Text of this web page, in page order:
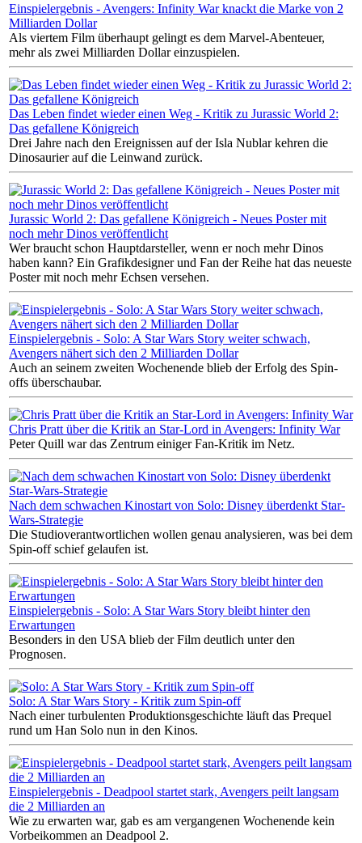
Einspielergebnis - Avengers: Infinity War knackt die Marke von 2
Milliarden Dollar
Als viertem Film überhaupt gelingt es dem Marvel-Abenteuer,
mehr als zwei Milliarden Dollar einzuspielen.
Das Leben findet wieder einen Weg - Kritik zu Jurassic World 2:
Das gefallene Königreich
Drei Jahre nach den Ereignissen auf der Isla Nublar kehren die
Dinosaurier auf die Leinwand zurück.
Jurassic World 2: Das gefallene Königreich - Neues Poster mit
noch mehr Dinos veröffentlicht
Wer braucht schon Hauptdarsteller, wenn er noch mehr Dinos
haben kann? Ein Grafikdesigner und Fan der Reihe hat das neueste
Poster mit noch mehr Echsen versehen.
Einspielergebnis - Solo: A Star Wars Story weiter schwach,
Avengers nähert sich den 2 Milliarden Dollar
Auch an seinem zweiten Wochenende blieb der Erfolg des Spin-
offs überschaubar.
Chris Pratt über die Kritik an Star-Lord in Avengers: Infinity War
Peter Quill war das Zentrum einiger Fan-Kritik im Netz.
Nach dem schwachen Kinostart von Solo: Disney überdenkt Star-
Wars-Strategie
Die Studioverantwortlichen wollen genau analysieren, was bei dem
Spin-off schief gelaufen ist.
Einspielergebnis - Solo: A Star Wars Story bleibt hinter den
Erwartungen
Besonders in den USA blieb der Film deutlich unter den
Prognosen.
Solo: A Star Wars Story - Kritik zum Spin-off
Nach einer turbulenten Produktionsgeschichte läuft das Prequel
rund um Han Solo nun in den Kinos.
Einspielergebnis - Deadpool startet stark, Avengers peilt langsam
die 2 Milliarden an
Wie zu erwarten war, gab es am vergangenen Wochenende kein
Vorbeikommen an Deadpool 2.